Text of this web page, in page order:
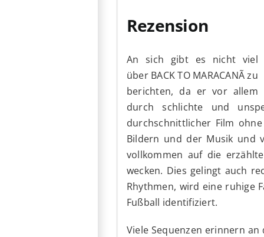
Rezension
An sich gibt es nicht viel
über BACK TO MARACANÃ zu
berichten, da er vor allem
durch schlichte und
durchschnittlicher Film
Bildern und der Musik und
vollkommen auf die
wecken. Dies gelingt auch
Rhythmen, wird eine ruhige
Fußball identifiziert.
Viele Sequenzen erinnern an